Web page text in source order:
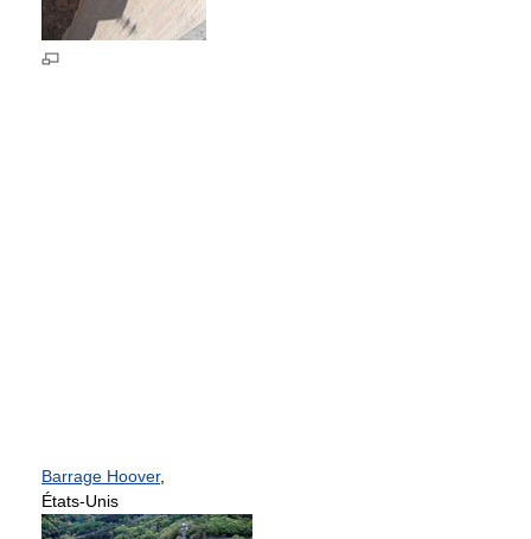
Barrage Hoover,
États-Unis